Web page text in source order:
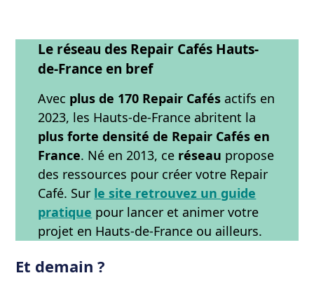
Le réseau des Repair Cafés Hauts-
de-France en bref
Avec plus de 170 Repair Cafés actifs en
2023, les Hauts-de-France abritent la
plus forte densité de Repair Cafés en
France. Né en 2013, ce réseau propose
des ressources pour créer votre Repair
Café. Sur le site retrouvez un guide
pratique pour lancer et animer votre
projet en Hauts-de-France ou ailleurs.
Et demain ?